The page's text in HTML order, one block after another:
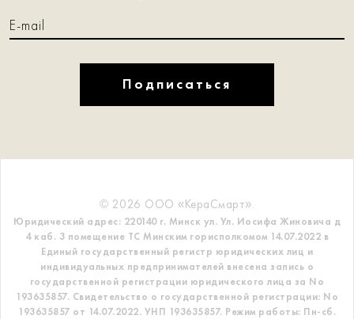
Подписаться
© 2026 ООО «КераСмарт».
Юридический адрес: 220140 г. Минск ул. Ул. Иосифа Жиновича д
4 каб. 3 помещение ТС Минским горисполкомом 14.07.2022 в
Единый государственный регистр юридических лиц и
индивидуальных предпринимателей внесена запись о
государственной регистрации юридического лица за No
193635857. Свидетельство о государственной регистрации: No
193635857 от 14.07.2022. УНП 193635857. Режим работы: Пн-сб.